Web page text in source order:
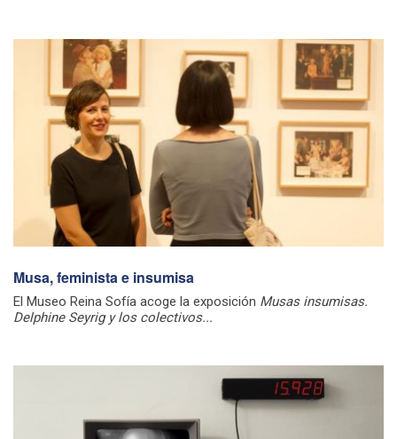
Musa, feminista e insumisa
El Museo Reina Sofía acoge la exposición Musas insumisas.
Delphine Seyrig y los colectivos...